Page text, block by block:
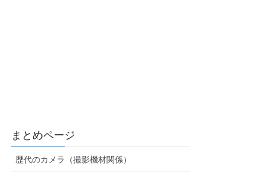
まとめページ
歴代のカメラ（撮影機材関係）